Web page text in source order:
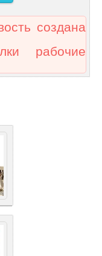
создана
рабочие